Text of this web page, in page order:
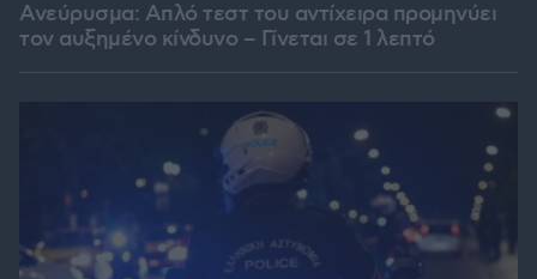
Ανεύρυσμα: Απλό τεστ του αντίχειρα προμηνύει
τον αυξημένο κίνδυνο – Γίνεται σε 1 λεπτό